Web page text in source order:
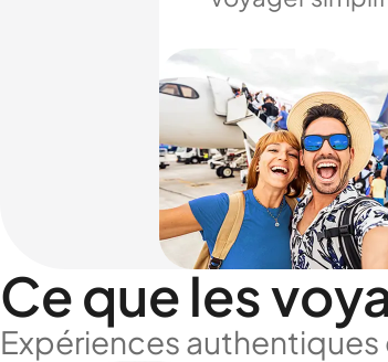
Ce que les
Expériences